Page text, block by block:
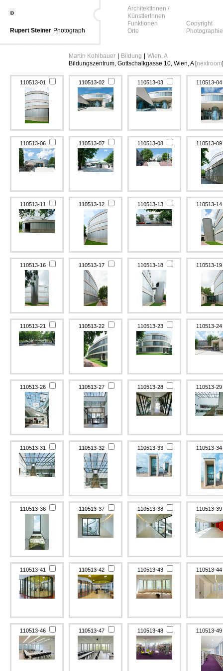
Rupert Steiner Photograph
ArchitektInnen /
KünstlerInnen
Funktionen
Orte
Copyright
Photographie
Martin Kohlbauer Bildung
Wien, A
Bildungszentrum, Gottschalkgasse 10, Wien, A [nextroom]
110513-01 110513-02 110513-03 110513-04
110513-06 110513-07 110513-08 110513-09
110513-11 110513-12 110513-13 110513-14
110513-16 110513-17 110513-18 110513-19
110513-21 110513-22 110513-23 110513-24
110513-26 110513-27 110513-28 110513-29
110513-31 110513-32 110513-33 110513-34
110513-36 110513-37 110513-38 110513-39
110513-41 110513-42 110513-43 110513-44
110513-46 110513-47 110513-48 110513-49